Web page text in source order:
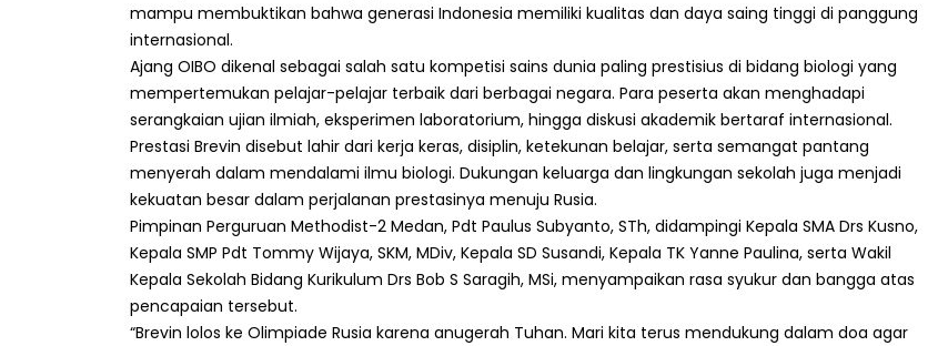
mampu membuktikan bahwa generasi Indonesia memiliki kualitas dan daya saing tinggi di panggung
internasional.
Ajang OIBO dikenal sebagai salah satu kompetisi sains dunia paling prestisius di bidang biologi yang
mempertemukan pelajar-pelajar terbaik dari berbagai negara. Para peserta akan menghadapi
serangkaian ujian ilmiah, eksperimen laboratorium, hingga diskusi akademik bertaraf internasional.
Prestasi Brevin disebut lahir dari kerja keras, disiplin, ketekunan belajar, serta semangat pantang
menyerah dalam mendalami ilmu biologi. Dukungan keluarga dan lingkungan sekolah juga menjadi
kekuatan besar dalam perjalanan prestasinya menuju Rusia.
Pimpinan Perguruan Methodist-2 Medan, Pdt Paulus Subyanto, STh, didampingi Kepala SMA Drs Kusno,
Kepala SMP Pdt Tommy Wijaya, SKM, MDiv, Kepala SD Susandi, Kepala TK Yanne Paulina, serta Wakil
Kepala Sekolah Bidang Kurikulum Drs Bob S Saragih, MSi, menyampaikan rasa syukur dan bangga atas
pencapaian tersebut.
“Brevin lolos ke Olimpiade Rusia karena anugerah Tuhan. Mari kita terus mendukung dalam doa agar